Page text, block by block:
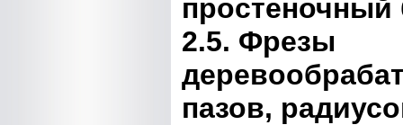
2.5. Фрезы
пазов,